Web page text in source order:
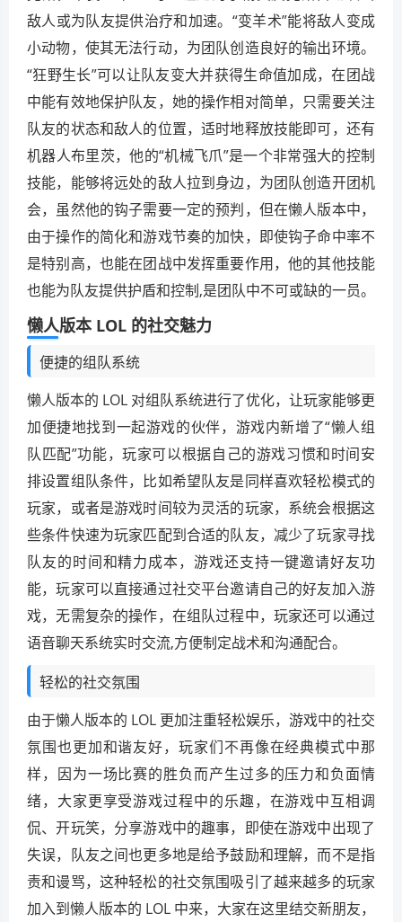
敌人或为队友提供治疗和加速。“变羊术”能将敌人变成
小动物，使其无法行动，为团队创造良好的输出环境。
“狂野生长”可以让队友变大并获得生命值加成，在团战
中能有效地保护队友，她的操作相对简单，只需要关注
队友的状态和敌人的位置，适时地释放技能即可，还有
机器人布里茨，他的“机械飞爪”是一个非常强大的控制
技能，能够将远处的敌人拉到身边，为团队创造开团机
会，虽然他的钩子需要一定的预判，但在懒人版本中，
由于操作的简化和游戏节奏的加快，即使钩子命中率不
是特别高，也能在团战中发挥重要作用，他的其他技能
也能为队友提供护盾和控制,是团队中不可或缺的一员。
懒人版本 LOL 的社交魅力
便捷的组队系统
懒人版本的 LOL 对组队系统进行了优化，让玩家能够更
加便捷地找到一起游戏的伙伴，游戏内新增了“懒人组
队匹配”功能，玩家可以根据自己的游戏习惯和时间安
排设置组队条件，比如希望队友是同样喜欢轻松模式的
玩家，或者是游戏时间较为灵活的玩家，系统会根据这
些条件快速为玩家匹配到合适的队友，减少了玩家寻找
队友的时间和精力成本，游戏还支持一键邀请好友功
能，玩家可以直接通过社交平台邀请自己的好友加入游
戏，无需复杂的操作，在组队过程中，玩家还可以通过
语音聊天系统实时交流,方便制定战术和沟通配合。
轻松的社交氛围
由于懒人版本的 LOL 更加注重轻松娱乐，游戏中的社交
氛围也更加和谐友好，玩家们不再像在经典模式中那
样，因为一场比赛的胜负而产生过多的压力和负面情
绪，大家更享受游戏过程中的乐趣，在游戏中互相调
侃、开玩笑，分享游戏中的趣事，即使在游戏中出现了
失误，队友之间也更多地是给予鼓励和理解，而不是指
责和谩骂，这种轻松的社交氛围吸引了越来越多的玩家
加入到懒人版本的 LOL 中来，大家在这里结交新朋友，